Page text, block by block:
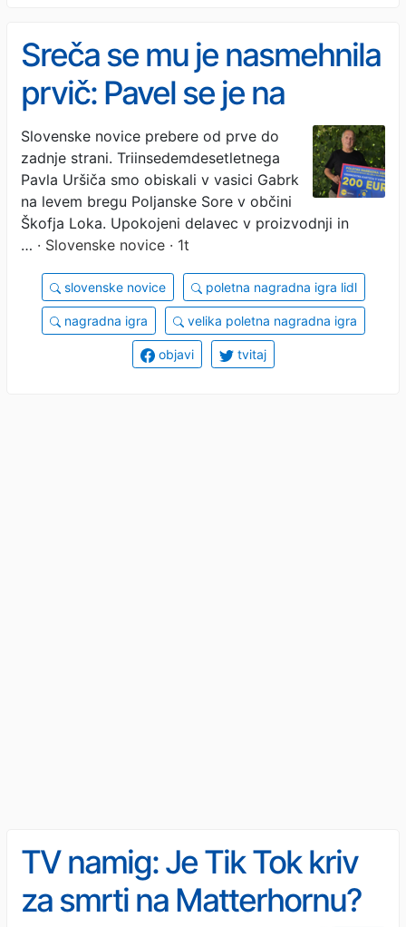
Sreča se mu je nasmehnila
prvič: Pavel se je na
poletno nagradno igro
prijavil dvakrat
Slovenske novice prebere od prve do
zadnje strani. Triinsedemdesetletnega
Pavla Uršiča smo obiskali v vasici Gabrk
na levem bregu Poljanske Sore v občini
Škofja Loka. Upokojeni delavec v proizvodnji in
… · Slovenske novice · 1t
slovenske novice poletna nagradna igra lidl
nagradna igra velika poletna nagradna igra
objavi tvitaj
TV namig: Je Tik Tok kriv
za smrti na Matterhornu?